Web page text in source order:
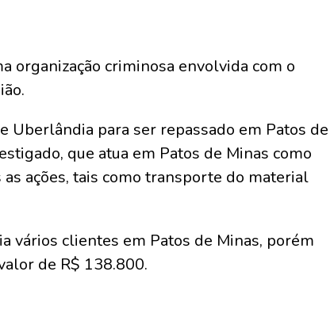
organização criminosa envolvida com o
Uberlândia para ser repassado em Patos de
que atua em Patos de Minas como
ações, tais como transporte do material
vários clientes em Patos de Minas, porém
de R$ 138.800.